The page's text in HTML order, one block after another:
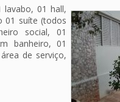
lavabo, 01 hall,
01 suíte (todos
social, 01
banheiro, 01
de serviço,